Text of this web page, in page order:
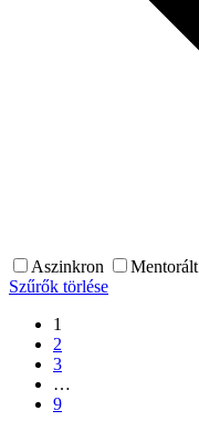
Aszinkron Mentorált
Szűrők törlése
1
2
3
…
9